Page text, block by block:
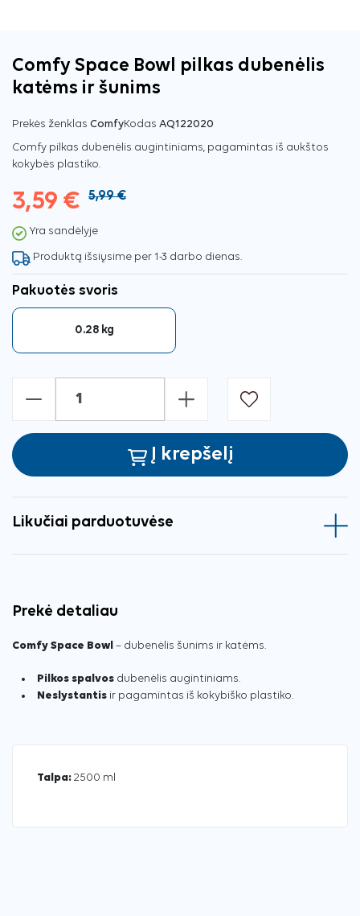
Comfy Space Bowl pilkas dubenėlis
katėms ir šunims
Prekės ženklas ComfyKodas AQ122020
Comfy pilkas dubenėlis augintiniams, pagamintas iš aukštos
kokybės plastiko.
3,59 € 5,99 €
Yra sandėlyje
Produktą išsiųsime per 1-3 darbo dienas.
Pakuotės svoris
0.28 kg
- +
Į krepšelį
Likučiai parduotuvėse
Prekė detaliau
Comfy Space Bowl – dubenėlis šunims ir katėms.
Pilkos spalvos dubenėlis augintiniams.
Neslystantis ir pagamintas iš kokybiško plastiko.
Talpa: 2500 ml